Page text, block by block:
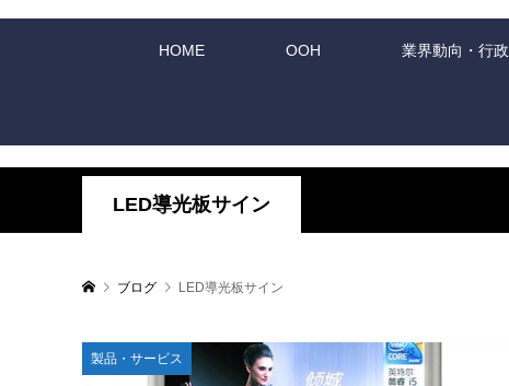
HOME OOH 業界動向・行政
LED導光板サイン
ブログ LED導光板サイン
製品・サービス